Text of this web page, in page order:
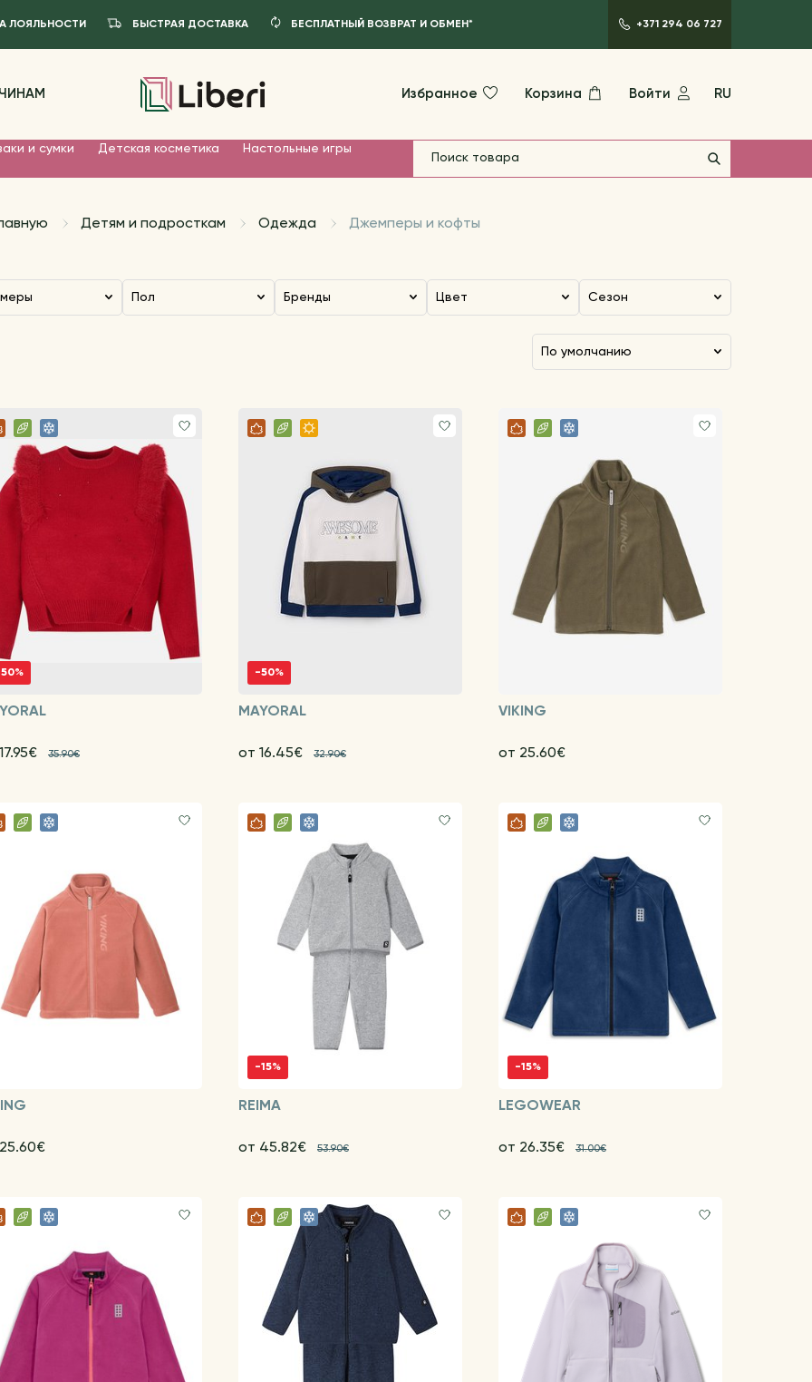
ЛОЯЛЬНОСТИ БЫСТРАЯ ДОСТАВКА БЕСПЛАТНЫЙ ВОЗВРАТ И ОБМЕН* +371 294 06 727
Избранное Корзина Войти RU
и сумки Детская косметика
Настольные игры
Детям и подросткам Одежда Джемперы и кофты
Пол Бренды Цвет Сезон
по умолчанию
35.90€
-50%
MAYORAL
от 16.45€ 32.90€
VIKING
от 25.60€
-15%
REIMA
от 45.82€ 53.90€
-15%
LEGOWEAR
от 26.35€ 31.00€